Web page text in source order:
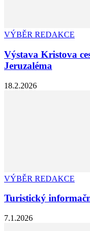
VÝBĚR REDAKCE
Výstava Kristova
Jeruzaléma
18.2.2026
VÝBĚR REDAKCE
Turistický
7.1.2026